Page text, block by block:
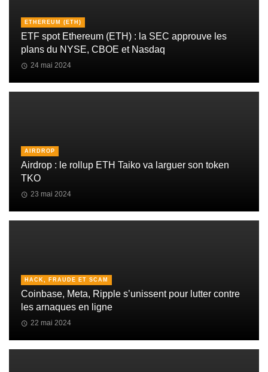
ETHEREUM (ETH)
ETF spot Ethereum (ETH) : la SEC approuve les
plans du NYSE, CBOE et Nasdaq
24 mai 2024
AIRDROP
Airdrop : le rollup ETH Taiko va larguer son token
TKO
23 mai 2024
HACK, FRAUDE ET SCAM
Coinbase, Meta, Ripple s’unissent pour lutter contre
les arnaques en ligne
22 mai 2024